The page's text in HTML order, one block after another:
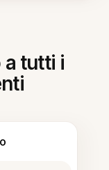
tutti i